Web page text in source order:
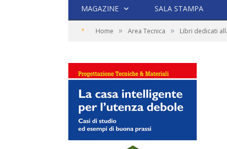
MAGAZINE SALA STAMPA
* Home » Area Tecnica » Libri dedicati